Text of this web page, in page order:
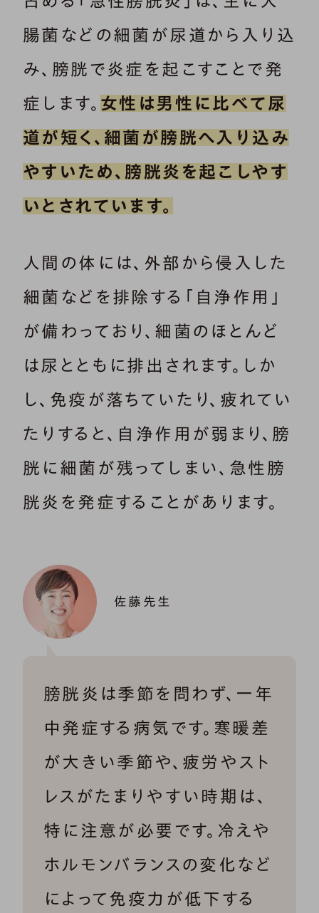
腸菌などの細菌が尿道から入り込
み、膀胱で炎症を起こすことで発
症します。 女性は男性に比べて尿
道が短く、細菌が膀胱へ入り込み
やすいため、膀胱炎を起こしやす
いとされています。
人間の体には、外部から侵入した
細菌などを排除する「自浄作用」
が備わっており、細菌のほとんど
は尿とともに排出されます。しか
し、免疫が落ちていたり、疲れてい
たりすると、自浄作用が弱まり、膀
胱に細菌が残ってしまい、急性膀
胱炎を発症することがあります。
佐藤先生
膀胱炎は季節を問わず、一年
中発症する病気です。寒暖差
が大きい季節や、疲労やスト
レスがたまりやすい時期は、
特に注意が必要です。冷えや
ホルモンバランスの変化など
によって免疫力が低下する